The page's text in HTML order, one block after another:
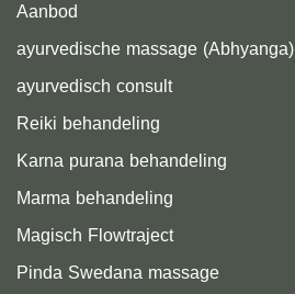
Aanbod
ayurvedische massage (Abhyanga)
ayurvedisch consult
Reiki behandeling
Karna purana behandeling
Marma behandeling
Magisch Flowtraject
Pinda Swedana massage